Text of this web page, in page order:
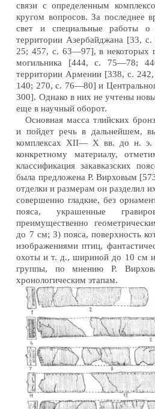
связи с определенным
кругом вопросов. За последнее
свет и специальные работы о
территории Азербайджана [33,
25; 457, с. 63—97], в некоторых
могильника [444, с. 75—78;
территории Армении [338, с.
140; 270, с. 76—80] и
300]. Однако в них не учтены
еще в научный оборот.
Основная масса тлийских
и пойдет речь в дальнейшем,
комплексах XII— X вв. до н. э.
конкретному материалу,
классификация закавказских
была предложена Р. Вирховым
отделки и размерам он разделил
совершенно гладкие, без
пояса, украшенные
преимущественно
до 7 см; 3) пояса, поверхность
изображениями птиц,
охоты и т. д., шириной до 10 см
группы, по мнению Р.
хронологическим этапам.